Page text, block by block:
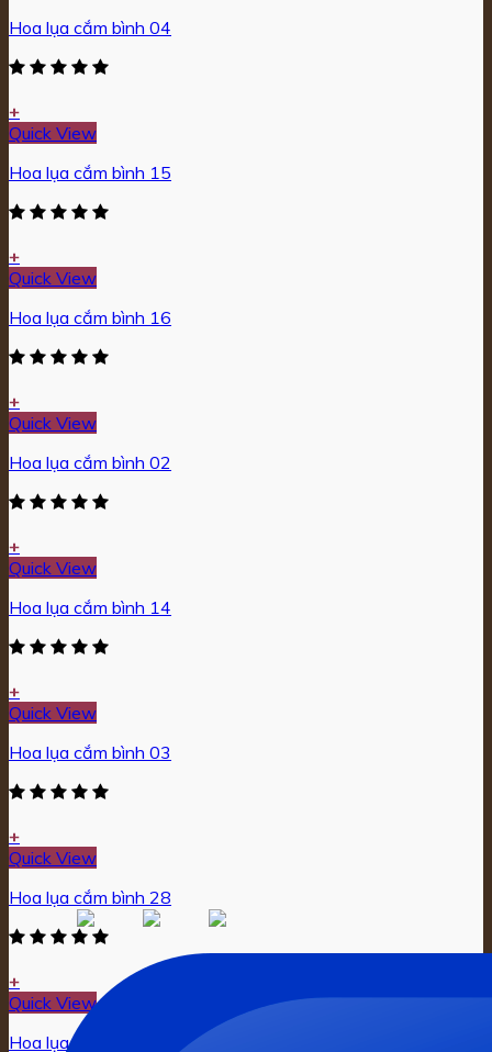
Hoa lụa cắm bình 04
+
Quick View
Hoa lụa cắm bình 15
+
Quick View
Hoa lụa cắm bình 16
+
Quick View
Hoa lụa cắm bình 02
+
Quick View
Hoa lụa cắm bình 14
+
Quick View
Hoa lụa cắm bình 03
+
Quick View
Hoa lụa cắm bình 28
+
Quick View
Hoa lụa cắm bình 08